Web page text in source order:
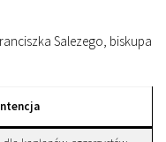
Salezego, biskupa